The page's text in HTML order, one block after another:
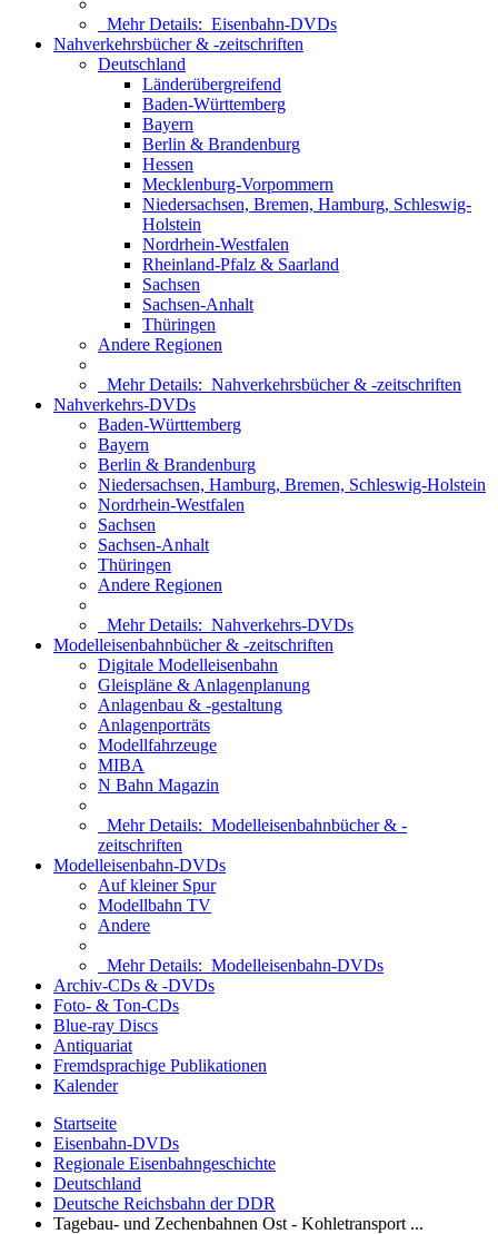
Mehr Details: Eisenbahn-DVDs
Nahverkehrsbücher & -zeitschriften
Deutschland
Länderübergreifend
Baden-Württemberg
Bayern
Berlin & Brandenburg
Hessen
Mecklenburg-Vorpommern
Niedersachsen, Bremen, Hamburg, Schleswig-
Holstein
Nordrhein-Westfalen
Rheinland-Pfalz & Saarland
Sachsen
Sachsen-Anhalt
Thüringen
Andere Regionen
Mehr Details: Nahverkehrsbücher & -zeitschriften
Nahverkehrs-DVDs
Baden-Württemberg
Bayern
Berlin & Brandenburg
Niedersachsen, Hamburg, Bremen, Schleswig-Holstein
Nordrhein-Westfalen
Sachsen
Sachsen-Anhalt
Thüringen
Andere Regionen
Mehr Details: Nahverkehrs-DVDs
Modelleisenbahnbücher & -zeitschriften
Digitale Modelleisenbahn
Gleispläne & Anlagenplanung
Anlagenbau & -gestaltung
Anlagenporträts
Modellfahrzeuge
MIBA
N Bahn Magazin
Mehr Details: Modelleisenbahnbücher & -
zeitschriften
Modelleisenbahn-DVDs
Auf kleiner Spur
Modellbahn TV
Andere
Mehr Details: Modelleisenbahn-DVDs
Archiv-CDs & -DVDs
Foto- & Ton-CDs
Blue-ray Discs
Antiquariat
Fremdsprachige Publikationen
Kalender
Startseite
Eisenbahn-DVDs
Regionale Eisenbahngeschichte
Deutschland
Deutsche Reichsbahn der DDR
Tagebau- und Zechenbahnen Ost - Kohletransport ...